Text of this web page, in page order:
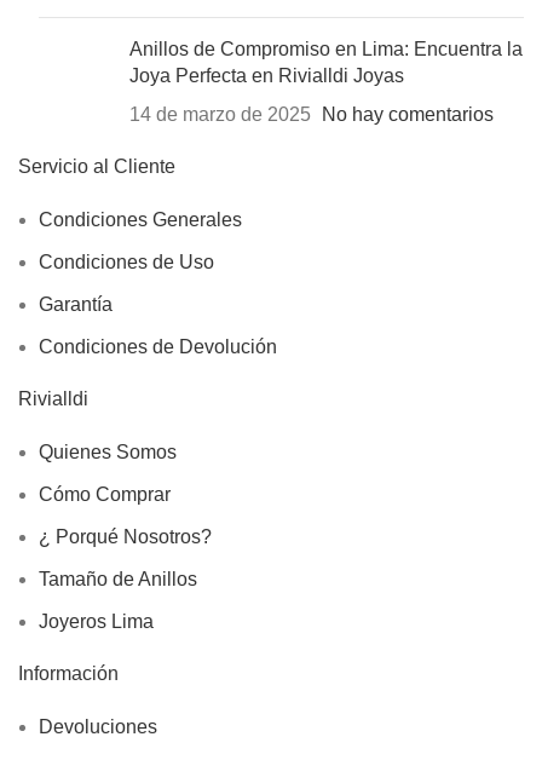
Anillos de Compromiso en Lima: Encuentra la
Joya Perfecta en Rivialldi Joyas
14 de marzo de 2025
No hay comentarios
Servicio al Cliente
Condiciones Generales
Condiciones de Uso
Garantía
Condiciones de Devolución
Rivialldi
Quienes Somos
Cómo Comprar
¿ Porqué Nosotros?
Tamaño de Anillos
Joyeros Lima
Información
Devoluciones